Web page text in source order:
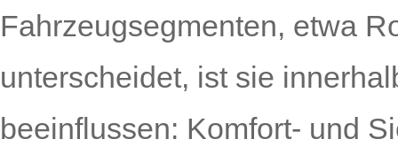
Fahrzeugsegmenten, etwa
unterscheidet, ist sie
beeinflussen: Komfort- und